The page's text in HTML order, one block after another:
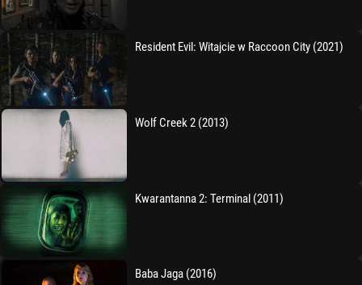
Resident Evil: Witajcie w Raccoon City (2021)
Wolf Creek 2 (2013)
Kwarantanna 2: Terminal (2011)
Baba Jaga (2016)